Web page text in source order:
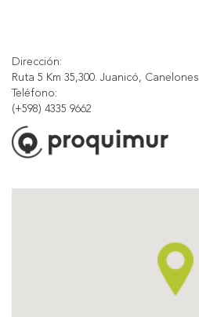
Dirección:
Ruta 5 Km 35,300. Juanicó, Canelones
Teléfono:
(+598) 4335 9662